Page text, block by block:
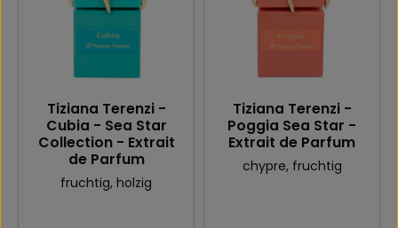
Tiziana Terenzi -
Cubia - Sea Star
Collection - Extrait
de Parfum
fruchtig, holzig
Tiziana Terenzi -
Poggia Sea Star -
Extrait de Parfum
chypre, fruchtig